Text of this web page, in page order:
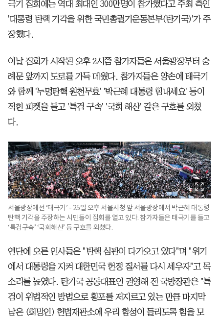
극기 집회에는 역대 최대인 300만명이 참가했다고 주최 측인
'대통령 탄핵 기각을 위한 국민총궐기운동본부(탄기국)'가 주
장했다.
이날 집회가 시작된 오후 2시쯤 참가자들은 서울광장부터 숭
례문 앞까지 도로를 가득 메웠다. 참가자들은 양손에 태극기
와 함께 '누명탄핵 원천무효' '박근혜 대통령 힘내세요' 등이
적힌 피켓을 들고 '특검 구속' '국회 해산' 같은 구호를 외쳤
다.
서울광장에선 ‘태극기’ - 25일 오후 서울시청 앞 서울광장에서 박근혜 대통령
탄핵 기각을 주장하는 시민들이 집회를 열고 있다. 참가자들은 태극기를 들고
‘특검구속’ ‘국회해산’ 등 구호를 외쳤다.
연단에 오른 인사들은 "탄핵 심판이 다가오고 있다"며 "위기
에서 대통령을 지켜 대한민국 헌정 질서를 다시 세우자"고 목
소리를 높였다. 탄기국 공동대표인 권영해 전 국방장관은 "특
검이 위법적인 방법으로 횡포를 저지르고 있는 만큼 마지막
남은 (희망인) 헌법재판소에 우리 함성이 들리도록 힘을 모